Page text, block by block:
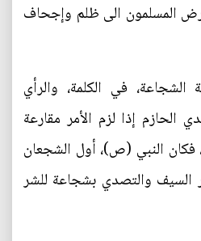
المسلمون الى ظلم وإجحاف
في الكلمة، والرأي
الحازم إذا لزم الأمر مقارعة
فكان النبي (ص)، أول الشجعان
السيف والتصدي بشجاعة للشر